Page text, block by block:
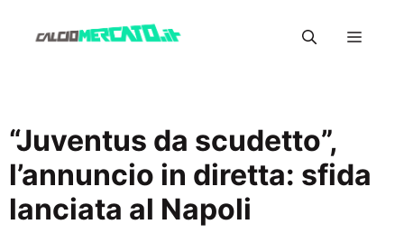
Menu
“Juventus da scudetto”,
l’annuncio in diretta: sfida
lanciata al Napoli